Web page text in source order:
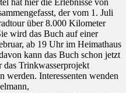
hat hier die Erlebnisse von
der vom 1. Juli
über 8.000 Kilometer
wird das Buch auf einer
ab 19 Uhr im Heimathaus
kann das Buch schon jetzt
Trinkwasserprojekt
werden. Interessenten wenden